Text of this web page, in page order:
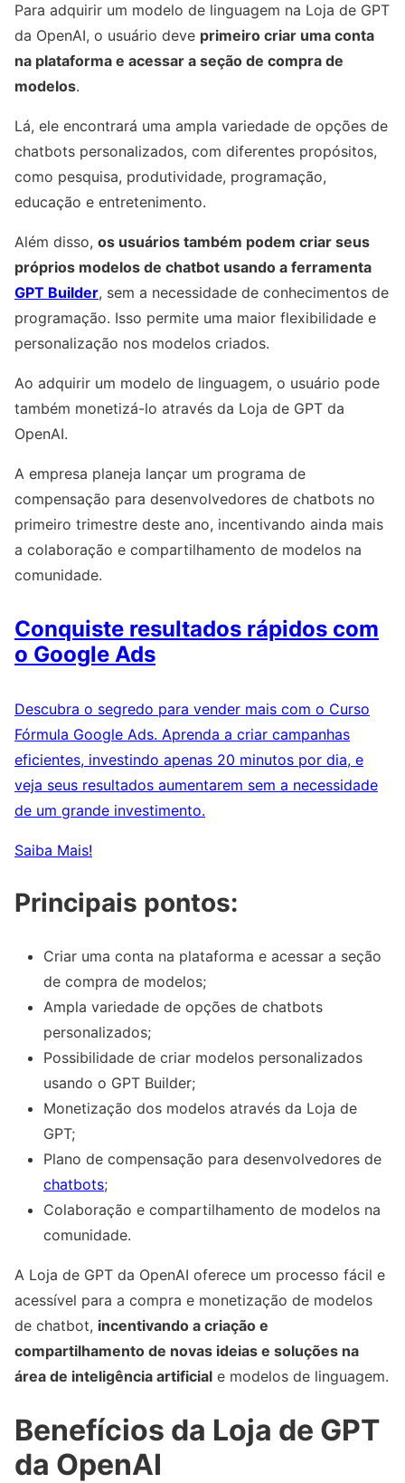
Para adquirir um modelo de linguagem na Loja de GPT
da OpenAI, o usuário deve primeiro criar uma conta
na plataforma e acessar a seção de compra de
modelos.
Lá, ele encontrará uma ampla variedade de opções de
chatbots personalizados, com diferentes propósitos,
como pesquisa, produtividade, programação,
educação e entretenimento.
Além disso, os usuários também podem criar seus
próprios modelos de chatbot usando a ferramenta
GPT Builder, sem a necessidade de conhecimentos de
programação. Isso permite uma maior flexibilidade e
personalização nos modelos criados.
Ao adquirir um modelo de linguagem, o usuário pode
também monetizá-lo através da Loja de GPT da
OpenAI.
A empresa planeja lançar um programa de
compensação para desenvolvedores de chatbots no
primeiro trimestre deste ano, incentivando ainda mais
a colaboração e compartilhamento de modelos na
comunidade.
Conquiste resultados rápidos com
o Google Ads
Descubra o segredo para vender mais com o Curso
Fórmula Google Ads. Aprenda a criar campanhas
eficientes, investindo apenas 20 minutos por dia, e
veja seus resultados aumentarem sem a necessidade
de um grande investimento.
Saiba Mais!
Principais pontos:
Criar uma conta na plataforma e acessar a seção
de compra de modelos;
Ampla variedade de opções de chatbots
personalizados;
Possibilidade de criar modelos personalizados
usando o GPT Builder;
Monetização dos modelos através da Loja de
GPT;
Plano de compensação para desenvolvedores de
chatbots;
Colaboração e compartilhamento de modelos na
comunidade.
A Loja de GPT da OpenAI oferece um processo fácil e
acessível para a compra e monetização de modelos
de chatbot, incentivando a criação e
compartilhamento de novas ideias e soluções na
área de inteligência artificial e modelos de linguagem.
Benefícios da Loja de GPT
da OpenAI